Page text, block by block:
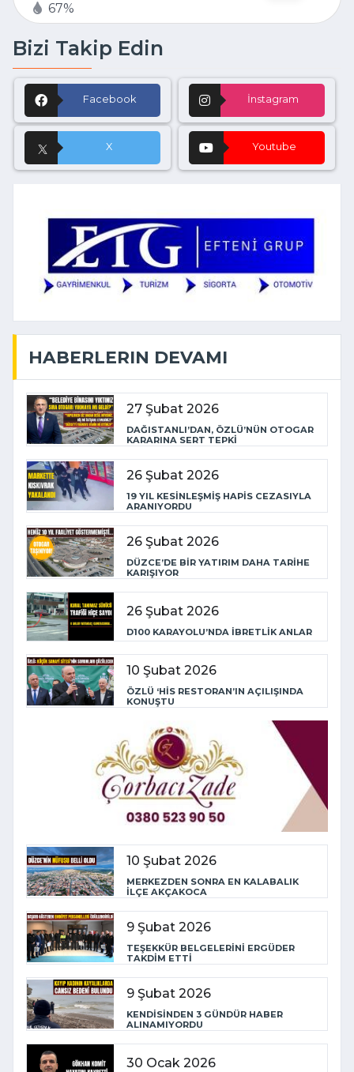
67%
Bizi Takip Edin
Facebook İnstagram
X Youtube
HABERLERIN DEVAMI
27 Şubat 2026
DAĞISTANLI’DAN, ÖZLÜ’NÜN OTOGAR
KARARINA SERT TEPKİ
26 Şubat 2026
19 YIL KESİNLEŞMİŞ HAPİS CEZASIYLA
ARANIYORDU
26 Şubat 2026
DÜZCE’DE BİR YATIRIM DAHA TARİHE
KARIŞIYOR
26 Şubat 2026
D100 KARAYOLU’NDA İBRETLİK ANLAR
10 Şubat 2026
ÖZLÜ ‘HİS RESTORAN’IN AÇILIŞINDA
KONUŞTU
10 Şubat 2026
MERKEZDEN SONRA EN KALABALIK
İLÇE AKÇAKOCA
9 Şubat 2026
TEŞEKKÜR BELGELERİNİ ERGÜDER
TAKDİM ETTİ
9 Şubat 2026
KENDİSİNDEN 3 GÜNDÜR HABER
ALINAMIYORDU
30 Ocak 2026